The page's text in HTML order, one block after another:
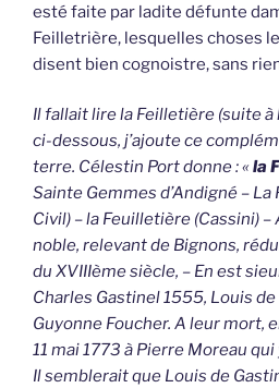
esté faite par ladite défunte
Feilletrière, lesquelles choses
disent bien cognoistre, sans
Il fallait lire la Feilletière (suite
ci-dessous, j’ajoute ce
terre. Célestin Port donne : «la
Sainte Gemmes d’Andigné –
Civil) – la Feuilletière (Cassini)
noble, relevant de Bignons,
du XVIIIème siècle, – En est
Charles Gastinel 1555, Louis
Guyonne Foucher. A leur mort,
11 mai 1773 à Pierre Moreau
Il semblerait que Louis de